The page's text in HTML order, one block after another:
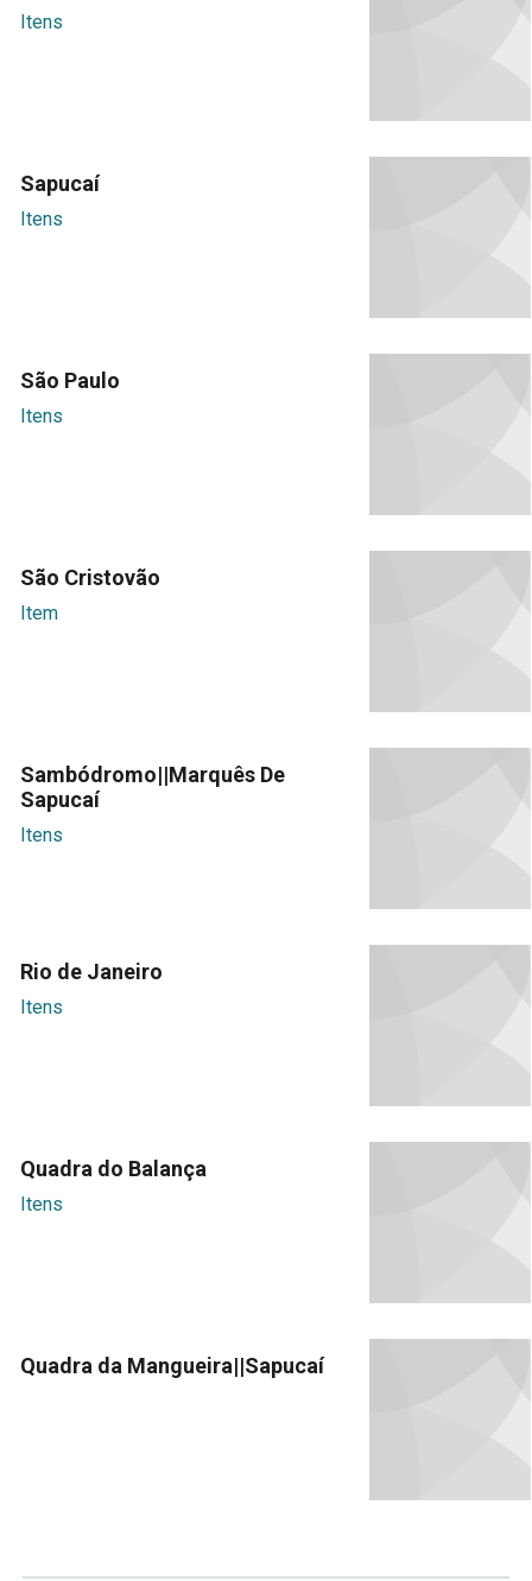
Itens
Sapucaí
Itens
São Paulo
Itens
São Cristovão
Item
Sambódromo||Marquês De
Sapucaí
Itens
Rio de Janeiro
Itens
Quadra do Balança
Itens
Quadra da Mangueira||Sapucaí